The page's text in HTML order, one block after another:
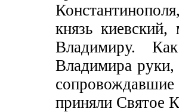
князь
Владимиру.
Владимира руки,
сопровождавшие
приняли Святое